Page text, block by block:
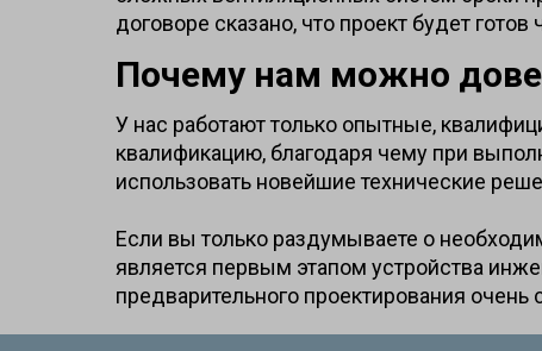
договоре сказано, что проект будет
Почему нам можно
У нас работают только опытные,
квалификацию, благодаря чему при
использовать новейшие технические
Если вы только раздумываете о
является первым этапом устройства
предварительного проектирования